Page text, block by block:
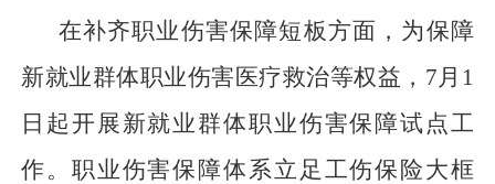
在补齐职业伤害保障短板方面，为保障
新就业群体职业伤害医疗救治等权益，7月1
日起开展新就业群体职业伤害保障试点工
作。职业伤害保障体系立足工伤保险大框